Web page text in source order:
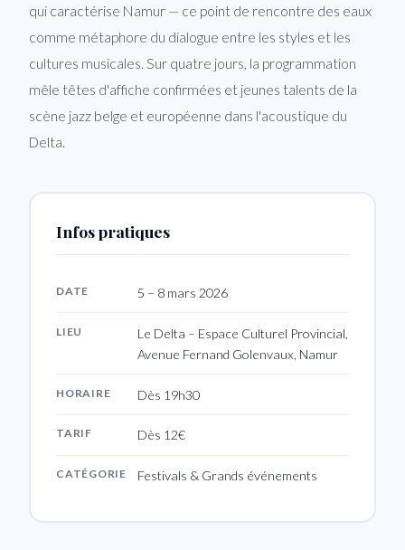
qui caractérise Namur — ce point de rencontre des eaux
comme métaphore du dialogue entre les styles et les
cultures musicales. Sur quatre jours, la programmation
mêle têtes d'affiche confirmées et jeunes talents de la
scène jazz belge et européenne dans l'acoustique du
Delta.
Infos pratiques
DATE 5 – 8 mars 2026
LIEU
Le Delta – Espace Culturel Provincial,
Avenue Fernand Golenvaux, Namur
HORAIRE Dès 19h30
TARIF Dès 12€
CATÉGORIE Festivals & Grands événements